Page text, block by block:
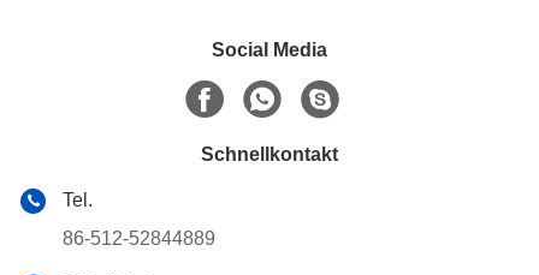
Social Media
Schnellkontakt
Tel.
86-512-52844889